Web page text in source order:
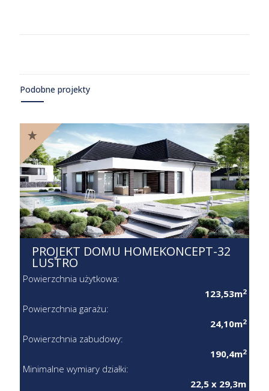
Podobne projekty
PROJEKT DOMU HOMEKONCEPT-32
LUSTRO
Powierzchnia użytkowa:
123,53m2
Powierzchnia garażu:
24,10m2
Powierzchnia zabudowy:
190,4m2
Minimalne wymiary działki:
22,5 x 29,3m